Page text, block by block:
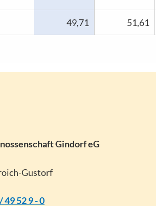
49,71 51,61
Gindorf eG
Gustorf
49 52 9 - 0